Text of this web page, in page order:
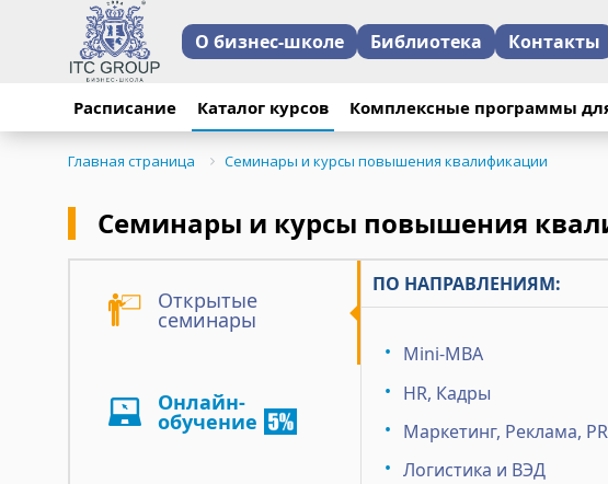
О бизнес-школе Библиотека Контакты
Расписание Каталог курсов Комплексные программы
Главная страница Семинары и курсы повышения квалификации
Семинары и курсы повышения
Открытые
семинары
ПО НАПРАВЛЕНИЯМ:
Mini-MBA
HR, Кадры
Маркетинг, Реклама, PR
Логистика и ВЭД
Онлайн-
обучение